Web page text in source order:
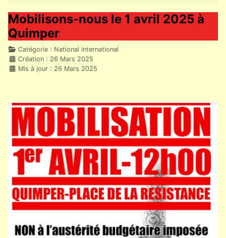
Mobilisons-nous le 1 avril 2025 à
Quimper
DétailsCatégorie : National international
Création : 26 Mars 2025
Mis à jour : 26 Mars 2025